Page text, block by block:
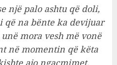
një palo ashtu që doli,
që na bënte ka devijuar
mora vesh më vonë
në momentin që këta
ajo ngacmimet.